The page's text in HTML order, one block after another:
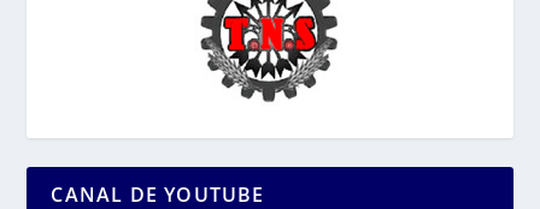
CANAL DE YOUTUBE